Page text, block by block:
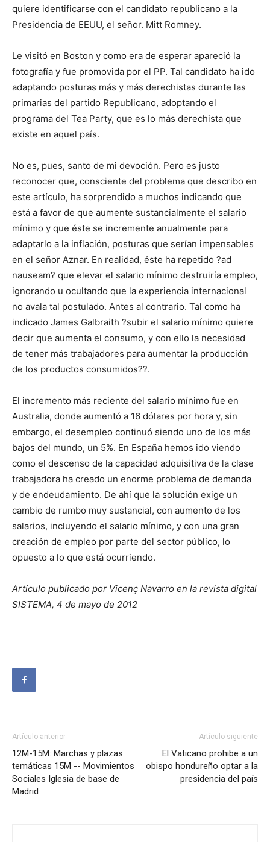
quiere identificarse con el candidato republicano a la
Presidencia de EEUU, el señor. Mitt Romney.
Le visitó en Boston y como era de esperar apareció la
fotografía y fue promovida por el PP. Tal candidato ha ido
adaptando posturas más y más derechistas durante las
primarias del partido Republicano, adoptando el
programa del Tea Party, que es lo más derechista que
existe en aquel país.
No es, pues, santo de mi devoción. Pero es justo
reconocer que, consciente del problema que describo en
este artículo, ha sorprendido a muchos indicando que
está a favor de que aumente sustancialmente el salario
mínimo y que éste se incremente anualmente para
adaptarlo a la inflación, posturas que serían impensables
en el señor Aznar. En realidad, éste ha repetido ?ad
nauseam? que elevar el salario mínimo destruiría empleo,
ignorando u ocultando que la experiencia internacional
no avala tal postulado. Antes al contrario. Tal como ha
indicado James Galbraith ?subir el salario mínimo quiere
decir que aumenta el consumo, y con ello la necesidad
de tener más trabajadores para aumentar la producción
de los productos consumidos??.
El incremento más reciente del salario mínimo fue en
Australia, donde aumentó a 16 dólares por hora y, sin
embargo, el desempleo continuó siendo uno de los más
bajos del mundo, un 5%. En España hemos ido viendo
como el descenso de la capacidad adquisitiva de la clase
trabajadora ha creado un enorme problema de demanda
y de endeudamiento. De ahí que la solución exige un
cambio de rumbo muy sustancial, con aumento de los
salarios, incluyendo el salario mínimo, y con una gran
creación de empleo por parte del sector público, lo
opuesto a lo que está ocurriendo.
Artículo publicado por Vicenç Navarro en la revista digital
SISTEMA, 4 de mayo de 2012
Artículo anterior
12M-15M: Marchas y plazas
temáticas 15M -- Movimientos
Sociales Iglesia de base de
Madrid
Artículo siguiente
El Vaticano prohibe a un
obispo hondureño optar a la
presidencia del país